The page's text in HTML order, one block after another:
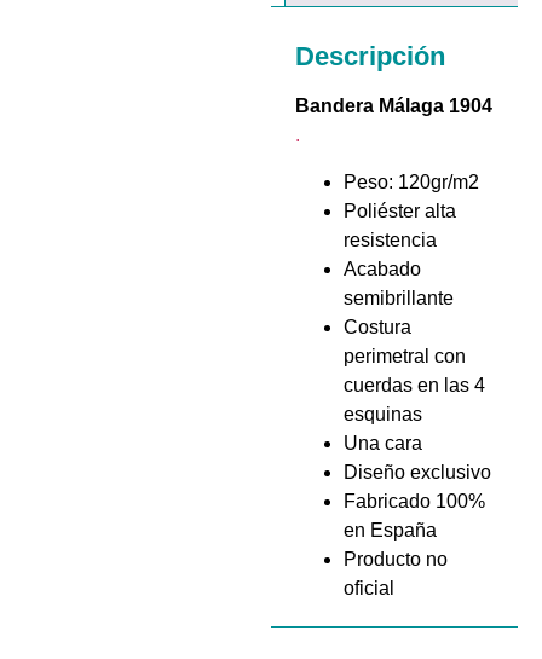
Descripción
Bandera Málaga 1904
.
Peso: 120gr/m2
Poliéster alta
resistencia
Acabado
semibrillante
Costura
perimetral con
cuerdas en las 4
esquinas
Una cara
Diseño exclusivo
Fabricado 100%
en España
Producto no
oficial